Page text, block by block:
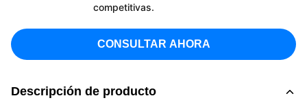
competitivas.
CONSULTAR AHORA
Descripción de producto